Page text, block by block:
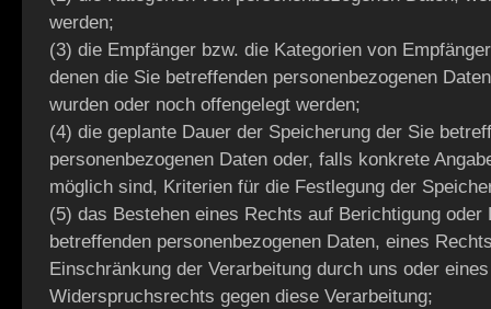
werden;
(3) die Empfänger bzw. die Kategorien von
denen die Sie betreffenden personenbezogenen
wurden oder noch offengelegt werden;
(4) die geplante Dauer der Speicherung der Sie
personenbezogenen Daten oder, falls konkrete
möglich sind, Kriterien für die Festlegung der
(5) das Bestehen eines Rechts auf Berichtigung oder
betreffenden personenbezogenen Daten, eines
Einschränkung der Verarbeitung durch uns oder eines
Widerspruchsrechts gegen diese Verarbeitung;